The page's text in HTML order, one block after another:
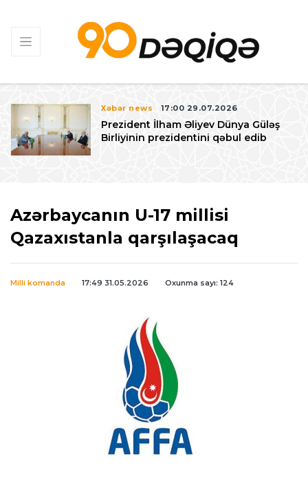
Xəbər news 17:00 29.07.2026
Prezident İlham Əliyev Dünya Güləş
Birliyinin prezidentini qəbul edib
Azərbaycanın U-17 millisi
Qazaxıstanla qarşılaşacaq
Milli komanda 17:49 31.05.2026 Oxunma sayı: 124